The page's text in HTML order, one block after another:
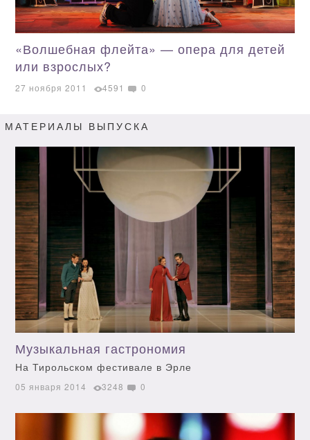
«Волшебная флейта» — опера для детей
или взрослых?
27 ноября 2011 4591 0
МАТЕРИАЛЫ ВЫПУСКА
Музыкальная гастрономия
На Тирольском фестивале в Эрле
05 января 2014 3248 0